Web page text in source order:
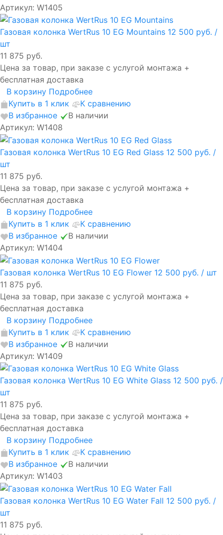
Артикул: W1405
Газовая колонка WertRus 10 EG Mountains 12 500 руб. /
шт
11 875 руб.
Цена за товар, при заказе с услугой монтажа +
бесплатная доставка
В корзину Подробнее
Купить в 1 клик
К сравнению
В избранное
В наличии
Артикул: W1408
Газовая колонка WertRus 10 EG Red Glass 12 500 руб. /
шт
11 875 руб.
Цена за товар, при заказе с услугой монтажа +
бесплатная доставка
В корзину Подробнее
Купить в 1 клик
К сравнению
В избранное
В наличии
Артикул: W1404
Газовая колонка WertRus 10 EG Flower 12 500 руб. / шт
11 875 руб.
Цена за товар, при заказе с услугой монтажа +
бесплатная доставка
В корзину Подробнее
Купить в 1 клик
К сравнению
В избранное
В наличии
Артикул: W1409
Газовая колонка WertRus 10 EG White Glass 12 500 руб. /
шт
11 875 руб.
Цена за товар, при заказе с услугой монтажа +
бесплатная доставка
В корзину Подробнее
Купить в 1 клик
К сравнению
В избранное
В наличии
Артикул: W1403
Газовая колонка WertRus 10 EG Water Fall 12 500 руб. /
шт
11 875 руб.